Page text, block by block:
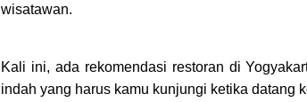
wisatawan.
Kali ini, ada rekomendasi restoran di
indah yang harus kamu kunjungi ketika datang